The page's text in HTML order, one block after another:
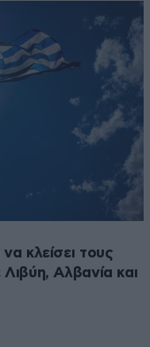
κλείσει τους
Αλβανία και